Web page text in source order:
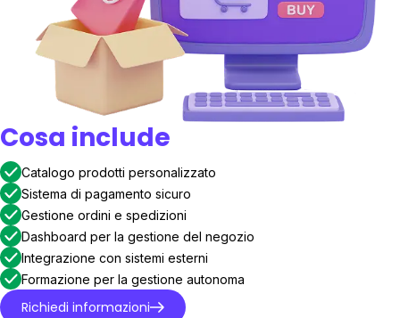
Cosa include
Catalogo prodotti personalizzato
Sistema di pagamento sicuro
Gestione ordini e spedizioni
Dashboard per la gestione del negozio
Integrazione con sistemi esterni
Formazione per la gestione autonoma
Richiedi informazioni